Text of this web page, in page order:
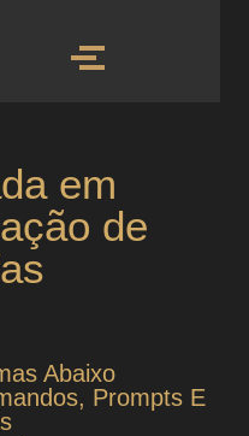
em
de
Abaixo
Prompts E